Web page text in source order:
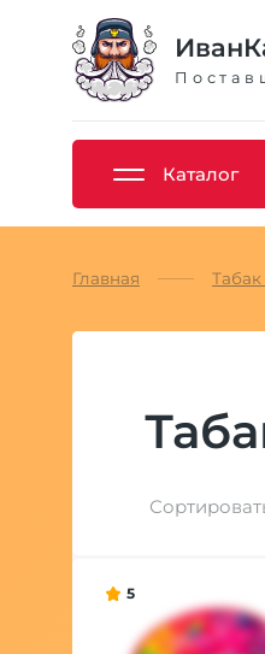
Каталог
Главная Табак
5